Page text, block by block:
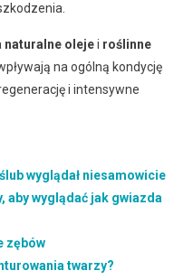
naturalne olejei roślinne
na ogólną kondycję
i intensywne
wyglądał niesamowicie
aby wyglądać jak gwiazda
zębów
twarzy?